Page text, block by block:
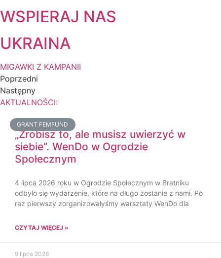
WSPIERAJ NAS
UKRAINA
MIGAWKI Z KAMPANII
Poprzedni
Następny
AKTUALNOŚCI:
GRANT FEMFUND
„Zrobisz to, ale musisz uwierzyć w
siebie”. WenDo w Ogrodzie
Społecznym
4 lipca 2026 roku w Ogrodzie Społecznym w Bratniku
odbyło się wydarzenie, które na długo zostanie z nami. Po
raz pierwszy zorganizowałyśmy warsztaty WenDo dla
CZYTAJ WIĘCEJ »
9 lipca 2026